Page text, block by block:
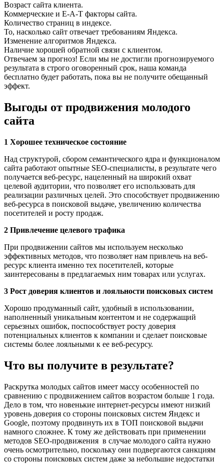
Возраст сайта клиента.
Коммерческие и E-A-T факторы сайта.
Количество страниц в индексе.
То, насколько сайт отвечает требованиям Яндекса.
Изменение алгоритмов Яндекса.
Наличие хорошей обратной связи с клиентом.
Отвечаем за прогноз! Если мы не достигли прогнозируемого
результата в строго оговоренный срок, наша команда
бесплатно будет работать, пока вы не получите обещанный
эффект.
Выгоды от продвижения молодого
сайта
1 Хорошее техническое состояние
Над структурой, сбором семантического ядра и функционалом
сайта работают опытные SEO-специалисты, в результате чего
получается веб-ресурс, нацеленный на широкий охват
целевой аудитории, что позволяет его использовать для
реализации различных целей. Это способствует продвижению
веб-ресурса в поисковой выдаче, увеличению количества
посетителей и росту продаж.
2 Привлечение целевого трафика
При продвижении сайтов мы используем несколько
эффективных методов, что позволяет нам привлечь на веб-
ресурс клиента именно тех посетителей, которые
заинтересованы в предлагаемых ним товарах или услугах.
3 Рост доверия клиентов и лояльности поисковых систем
Хорошо продуманный сайт, удобный в использовании,
наполненный уникальным контентом и не содержащий
серьезных ошибок, поспособствует росту доверия
потенциальных клиентов к компании и сделает поисковые
системы более лояльными к ее веб-ресурсу.
Что вы получите в результате?
Раскрутка молодых сайтов имеет массу особенностей по
сравнению с продвижением сайтов возрастом больше 1 года.
Дело в том, что новенькие интернет-ресурсы имеют низкий
уровень доверия со стороны поисковых систем Яндекс и
Google, поэтому продвинуть их в ТОП поисковой выдачи
намного сложнее. К тому же действовать при применении
методов SEO-продвижения в случае молодого сайта нужно
очень осмотрительно, поскольку они подвергаются санкциям
со стороны поисковых систем даже за небольшие недостатки